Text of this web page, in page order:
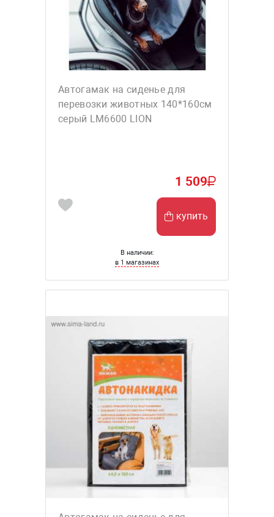
Автогамак на сиденье для
перевозки животных 140*160см
серый LM6600 LION
1 509
купить
В наличии:
в 1 магазинах